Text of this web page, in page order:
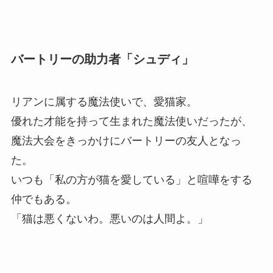
バートリーの助力者「シュディ」
リアンに属する魔法使いで、愛猫家。
優れた才能を持って生まれた魔法使いだったが、
魔法大会をきっかけにバートリーの友人となっ
た。
いつも「私の方が猫を愛している」と喧嘩をする
仲でもある。
「猫は悪くないわ。悪いのは人間よ。」